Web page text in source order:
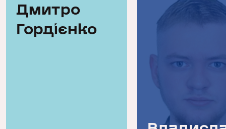
Дмитро
Гордієнко